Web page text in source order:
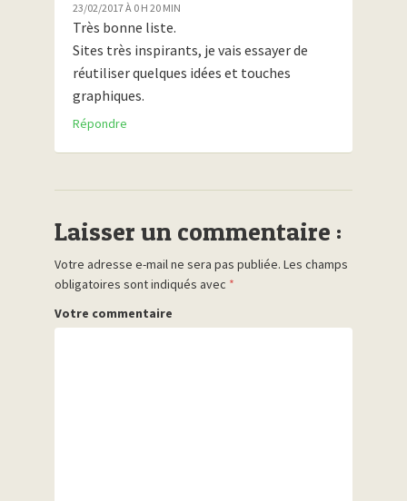
23/02/2017 À 0 H 20 MIN
Très bonne liste.
Sites très inspirants, je vais essayer de
réutiliser quelques idées et touches
graphiques.
Répondre
Laisser un commentaire :
Votre adresse e-mail ne sera pas publiée. Les champs
obligatoires sont indiqués avec *
Votre commentaire